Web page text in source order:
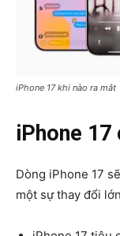
iPhone 17 khi nào ra mắt
iPhone 17
Dòng iPhone 17
một sự thay đổi